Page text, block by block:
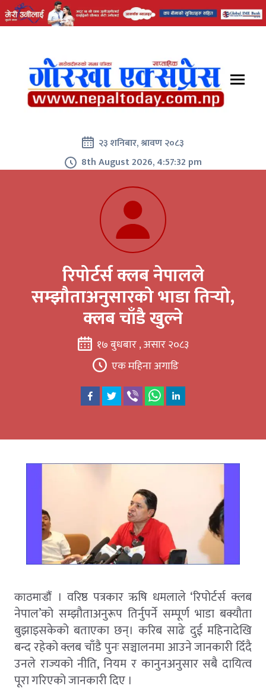
२३ शनिबार, श्रावण २०८३
8th August 2026, 4:57:32 pm
रिपोर्टर्स क्लब नेपालले
सम्झौताअनुसारको भाडा तिर्‍यो,
क्लब चाँडै खुल्ने
१७ बुधबार , असार २०८३
एक महिना अगाडि
काठमाडौं । वरिष्ठ पत्रकार ऋषि धमलाले ‘रिपोर्टर्स क्लब
नेपाल’को सम्झौताअनुरूप तिर्नुपर्ने सम्पूर्ण भाडा बक्यौता
बुझाइसकेको बताएका छन्। करिब साढे दुई महिनादेखि
बन्द रहेको क्लब चाँडै पुनः सञ्चालनमा आउने जानकारी दिँदै
उनले राज्यको नीति, नियम र कानुनअनुसार सबै दायित्व
पूरा गरिएको जानकारी दिए ।